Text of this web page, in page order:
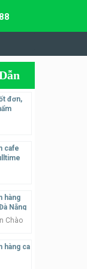
đơn,
cafe
hàng
Nẵng
Chào
hàng ca